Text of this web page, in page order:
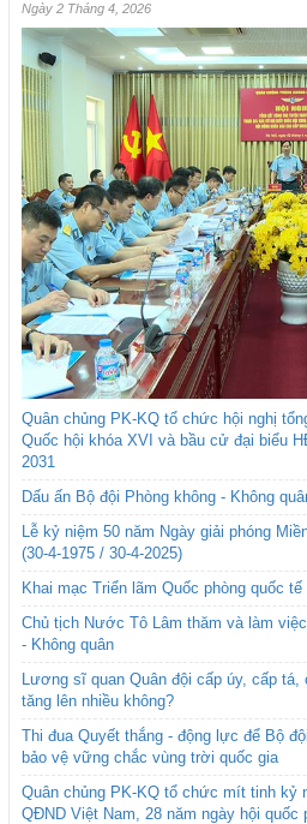
Ngày 2 Tháng 4, 2026
Quân chủng PK-KQ tổ chức hội nghị
Quốc hội khóa XVI và bầu cử đại biểu
2031
Dấu ấn Bộ đội Phòng không - Không
Lễ kỷ niệm 50 năm Ngày giải phóng
(30-4-1975 / 30-4-2025)
Khai mạc Triển lãm Quốc phòng quốc
Chủ tịch Nước Tô Lâm thăm và làm
- Không quân
Lương sĩ quan Quân đội cấp úy, cấp
tăng lên nhiều không?
Thi đua Quyết thắng - động lực để Bộ
bảo vệ vững chắc vùng trời quốc gia
Quân chủng PK-KQ tổ chức mít tinh kỷ
QĐND Việt Nam, 28 năm ngày hội quốc